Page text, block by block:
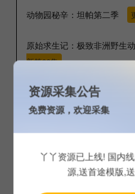
动物园秘辛：坦帕第二季
原始求生记：极致非洲野生
新第06集
荒野独居第四季 更新第03集
惊天逆转第二季中配版 更
资源采集公告
免费资源，欢迎采集
丫丫资源已上线! 国内
源,送首途模版,